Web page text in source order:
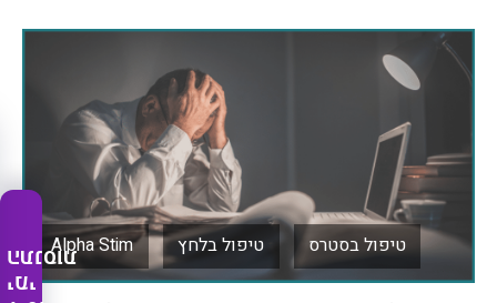
Alpha Stim טיפול בלחץ טיפול בסטרס
ימי
התנסות